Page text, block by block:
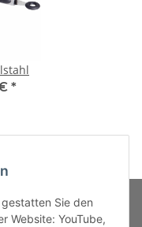
*
Sie den
Website: YouTube,